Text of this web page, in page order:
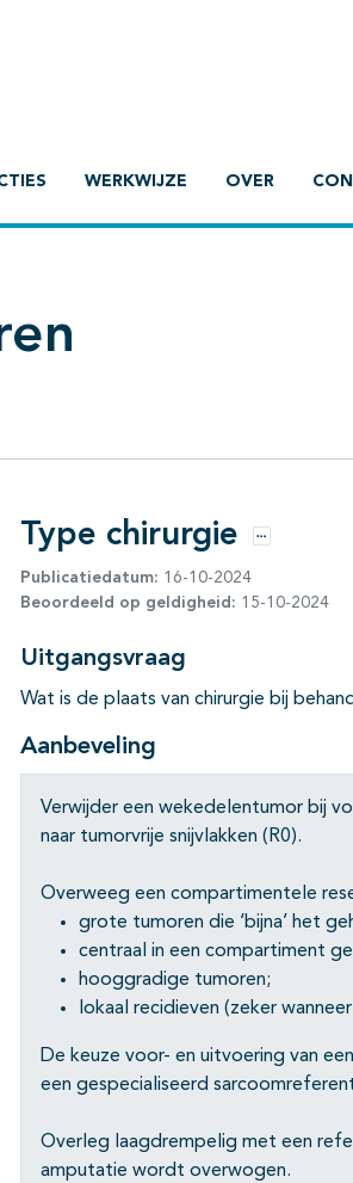
WERKWIJZE OVER
binnen deze richtlijn
openklappen
open- en dichtklappen
Type chirurgie Opties
Publicatiedatum: 16-10-2024
Beoordeeld op geldigheid: 15-10-2024
Uitgangsvraag
Wat is de plaats van chirurgie bij
Aanbeveling
Verwijder een wekedelentumor bij
naar tumorvrije snijvlakken (R0).
Overweeg een compartimentele
grote tumoren die ‘bijna’ het
centraal in een compartiment
hooggradige tumoren;
lokaal recidieven (zeker
De keuze voor- en uitvoering van
een gespecialiseerd
Overleg laagdrempelig met een
amputatie wordt overwogen.